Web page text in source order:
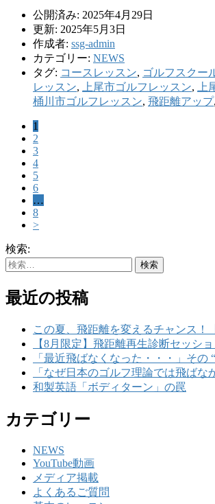
公開済み: 2025年4月29日
更新: 2025年5月3日
作成者: ssg-admin
カテゴリー: NEWS
タグ: コースレッスン, ゴルフスクー
レッスン, 上尾市ゴルフレッスン, 上
桶川市ゴルフレッスン, 飛距離アップ,
1
2
3
4
5
6
…
8
>
検索:
最近の投稿
この夏、飛距離を変えるチャンス！
【8月限定】飛距離再生診断セッシ
「最近飛ばなくなった・・・」その
「なぜ日本のゴルフ理論では飛ば
和製英語「ボディターン」の罠
カテゴリー
NEWS
YouTube動画
メディア掲載
よくあるご質問